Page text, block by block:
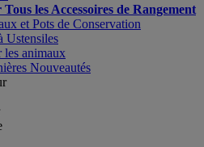
les Accessoires de Rangement
et Pots de Conservation
Ustensiles
les animaux
Nouveautés